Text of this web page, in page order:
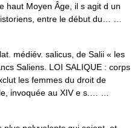
haut Moyen Âge, il s agit d un
entre le début du… …
médiév. salicus, de Salii « les
Saliens. LOI SALIQUE : corps
les femmes du droit de
invoquée au XIV e s.… …